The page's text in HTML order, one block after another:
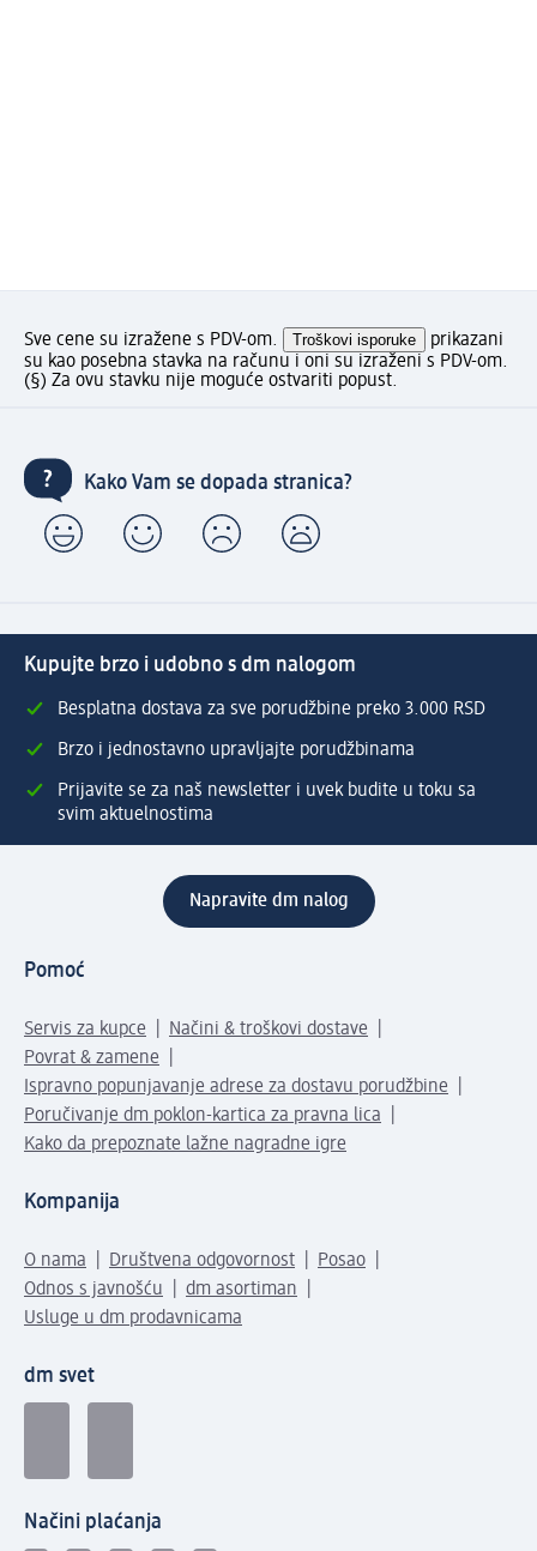
Sve cene su izražene s PDV-om. Troškovi isporuke
prikazani
su kao posebna stavka na računu i oni su izraženi s PDV-om.
(§) Za ovu stavku nije moguće ostvariti popust.
Kako Vam se dopada stranica?
Kupujte brzo i udobno s dm nalogom
Besplatna dostava za sve porudžbine preko 3.000 RSD
Brzo i jednostavno upravljajte porudžbinama
Prijavite se za naš newsletter i uvek budite u toku sa
svim aktuelnostima
Napravite dm nalog
Pomoć
Servis za kupce
Načini & troškovi dostave
Povrat & zamene
Ispravno popunjavanje adrese za dostavu porudžbine
Poručivanje dm poklon-kartica za pravna lica
Kako da prepoznate lažne nagradne igre
Kompanija
O nama Društvena odgovornost
Posao
Odnos s javnošću
dm asortiman
Usluge u dm prodavnicama
dm svet
Načini plaćanja